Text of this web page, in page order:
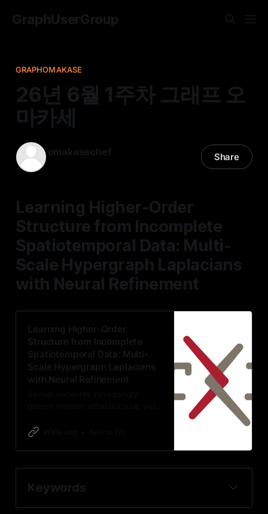
GraphUserGroup
GRAPHOMAKASE
26년 6월 1주차 그래프 오
마카세
omakasechef Share
Learning Higher-Order
Structure from Incomplete
Spatiotemporal Data: Multi-
Scale Hypergraph Laplacians
with Neural Refinement
Learning Higher-Order
Structure from Incomplete
Spatiotemporal Data: Multi-
Scale Hypergraph Laplacians
with Neural Refinement
missing in the uniform-random
imputation benchmarks. Loop
detectors go offline during
silence clusters of nearby sensors,
Keywords
Spatiotemporal Imputation